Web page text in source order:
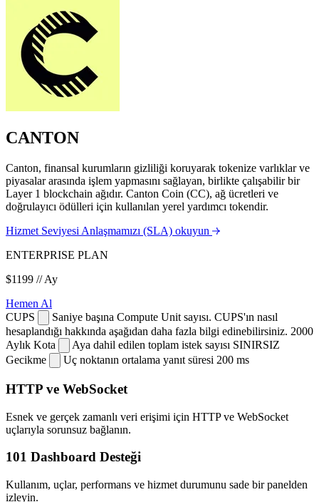
CANTON
Canton, finansal kurumların gizliliği koruyarak tokenize varlıklar ve
piyasalar arasında işlem yapmasını sağlayan, birlikte çalışabilir bir
Layer 1 blockchain ağıdır. Canton Coin (CC), ağ ücretleri ve
doğrulayıcı ödülleri için kullanılan yerel yardımcı tokendir.
Hizmet Seviyesi Anlaşmamızı (SLA) okuyun
ENTERPRISE PLAN
$1199 // Ay
Hemen Al
CUPS
Saniye başına Compute Unit sayısı. CUPS'ın nasıl
hesaplandığı hakkında aşağıdan daha fazla bilgi edinebilirsiniz. 2000
Aylık Kota
Aya dahil edilen toplam istek sayısı SINIRSIZ
Gecikme
Uç noktanın ortalama yanıt süresi 200 ms
HTTP ve WebSocket
Esnek ve gerçek zamanlı veri erişimi için HTTP ve WebSocket
uçlarıyla sorunsuz bağlanın.
101 Dashboard Desteği
Kullanım, uçlar, performans ve hizmet durumunu sade bir panelden
izleyin.